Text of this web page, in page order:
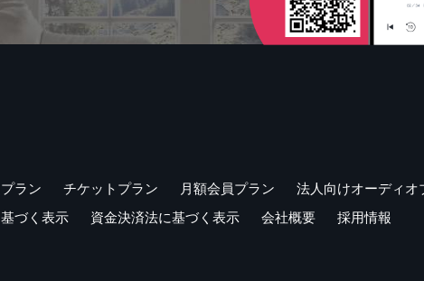
ラン チケットプラン 月額会員プラン
法人向けオーディオ
づく表示 資金決済法に基づく表示 会社概要 採用情報